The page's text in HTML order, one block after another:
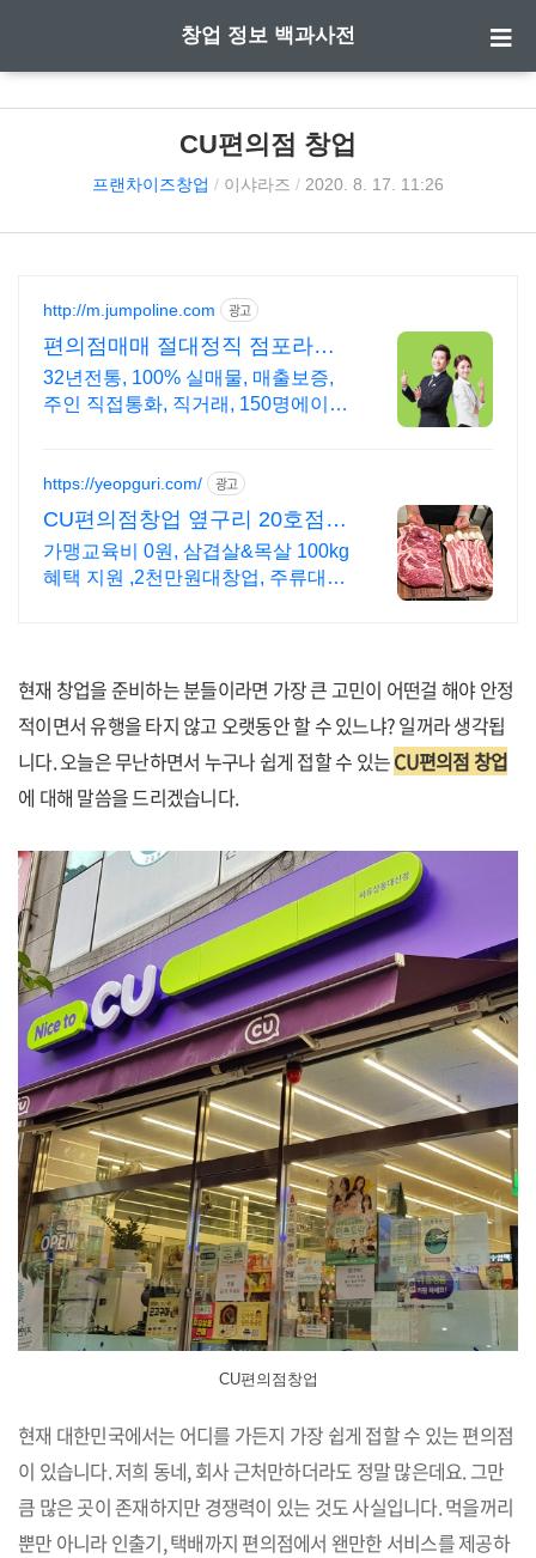
창업 정보 백과사전
CU편의점 창업
프랜차이즈창업 / 이샤라즈 / 2020. 8. 17. 11:26
http://m.jumpoline.com 광고
편의점매매 절대정직 점포라인
빠른 직거래 & 안전중개거래
32년전통, 100% 실매물, 매출보증,
주인 직접통화, 직거래, 150명에이전
https://yeopguri.com/ 광고
CU편의점창업 옆구리 20호점까
지 가맹교육비 면제
가맹교육비 0원, 삼겹살&목살 100kg
혜택 지원 ,2천만원대창업, 주류대출
현재 창업을 준비하는 분들이라면 가장 큰 고민이 어떤걸 해야 안정
적이면서 유행을 타지 않고 오랫동안 할 수 있느냐? 일꺼라 생각됩
니다. 오늘은 무난하면서 누구나 쉽게 접할 수 있는CU편의점 창업
에 대해 말씀을 드리겠습니다.
CU편의점창업
현재 대한민국에서는 어디를 가든지 가장 쉽게 접할 수 있는 편의점
이 있습니다. 저희 동네, 회사 근처만하더라도 정말 많은데요. 그만
큼 많은 곳이 존재하지만 경쟁력이 있는 것도 사실입니다. 먹을꺼리
뿐만 아니라 인출기, 택배까지 편의점에서 왠만한 서비스를 제공하